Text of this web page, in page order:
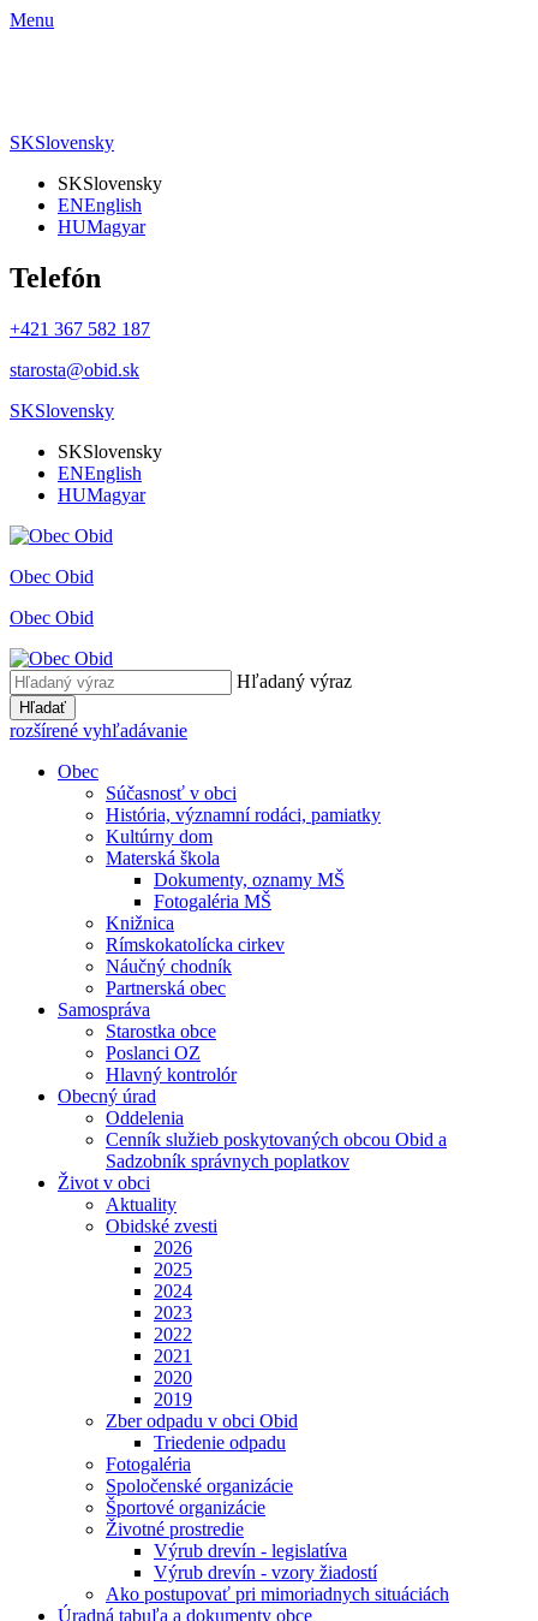
Menu
SKSlovensky
SKSlovensky
ENEnglish
HUMagyar
Telefón
+421 367 582 187
starosta@obid.sk
SKSlovensky
SKSlovensky
ENEnglish
HUMagyar
Obec Obid
Obec Obid
Hľadaný výraz
Hľadať
rozšírené vyhľadávanie
Obec
Súčasnosť v obci
História, významní rodáci, pamiatky
Kultúrny dom
Materská škola
Dokumenty, oznamy MŠ
Fotogaléria MŠ
Knižnica
Rímskokatolícka cirkev
Náučný chodník
Partnerská obec
Samospráva
Starostka obce
Poslanci OZ
Hlavný kontrolór
Obecný úrad
Oddelenia
Cenník služieb poskytovaných obcou Obid a
Sadzobník správnych poplatkov
Život v obci
Aktuality
Obidské zvesti
2026
2025
2024
2023
2022
2021
2020
2019
Zber odpadu v obci Obid
Triedenie odpadu
Fotogaléria
Spoločenské organizácie
Športové organizácie
Životné prostredie
Výrub drevín - legislatíva
Výrub drevín - vzory žiadostí
Ako postupovať pri mimoriadnych situáciách
Úradná tabuľa a dokumenty obce